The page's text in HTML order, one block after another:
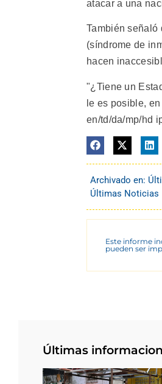
atacar a una
También señaló
(síndrome de
hacen
"¿Tiene un
le es posible,
en/td/da/mp/hd
Archivado en:
Últimas Noticias
Este informe
pueden ser
Últimas